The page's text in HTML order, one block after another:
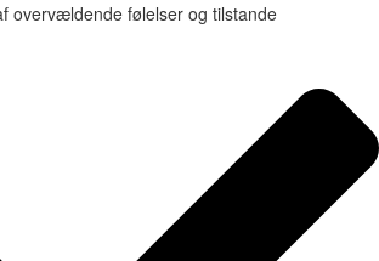
overvældende følelser og tilstande